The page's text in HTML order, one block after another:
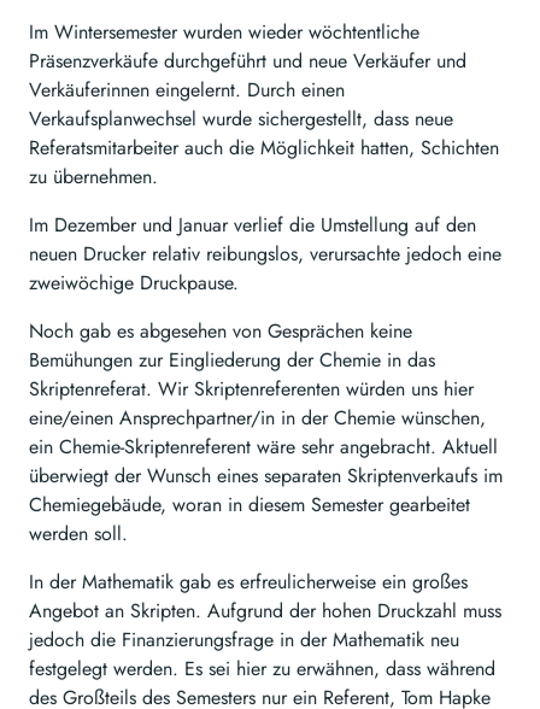
Im Wintersemester wurden wieder wöchtentliche
Präsenzverkäufe durchgeführt und neue Verkäufer und
Verkäuferinnen eingelernt. Durch einen
Verkaufsplanwechsel wurde sichergestellt, dass neue
Referatsmitarbeiter auch die Möglichkeit hatten, Schichten
zu übernehmen.
Im Dezember und Januar verlief die Umstellung auf den
neuen Drucker relativ reibungslos, verursachte jedoch eine
zweiwöchige Druckpause.
Noch gab es abgesehen von Gesprächen keine
Bemühungen zur Eingliederung der Chemie in das
Skriptenreferat. Wir Skriptenreferenten würden uns hier
eine/einen Ansprechpartner/in in der Chemie wünschen,
ein Chemie-Skriptenreferent wäre sehr angebracht. Aktuell
überwiegt der Wunsch eines separaten Skriptenverkaufs im
Chemiegebäude, woran in diesem Semester gearbeitet
werden soll.
In der Mathematik gab es erfreulicherweise ein großes
Angebot an Skripten. Aufgrund der hohen Druckzahl muss
jedoch die Finanzierungsfrage in der Mathematik neu
festgelegt werden. Es sei hier zu erwähnen, dass während
des Großteils des Semesters nur ein Referent, Tom Hapke